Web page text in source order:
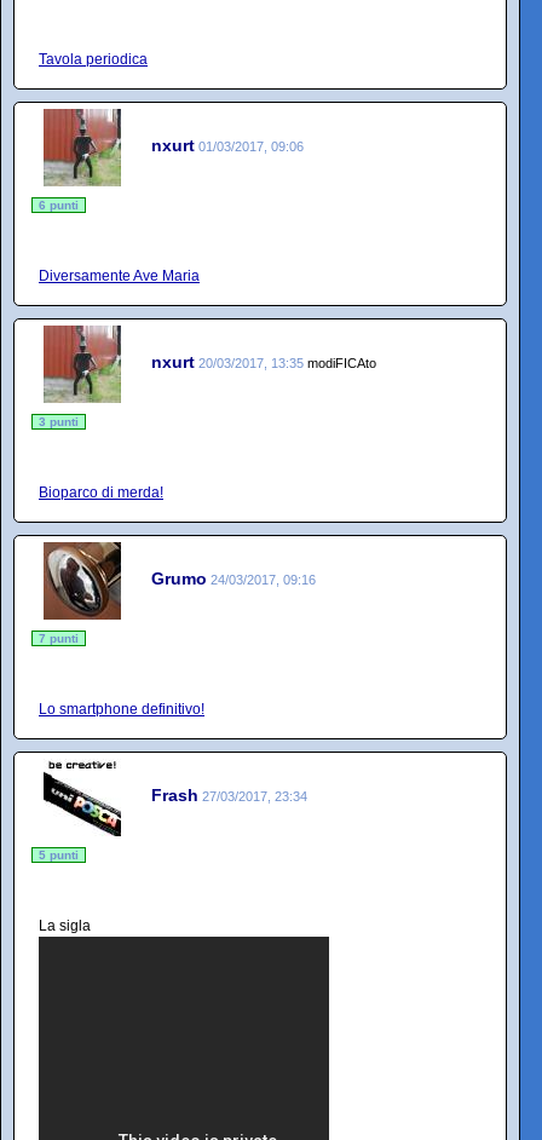
Tavola periodica
nxurt 01/03/2017, 09:06
6 punti
Diversamente Ave Maria
nxurt 20/03/2017, 13:35 modiFICAto
3 punti
Bioparco di merda!
Grumo 24/03/2017, 09:16
7 punti
Lo smartphone definitivo!
Frash 27/03/2017, 23:34
5 punti
La sigla